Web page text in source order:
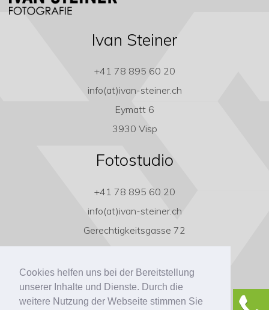
Cookies helfen uns bei der Bereitstellung
unserer Inhalte und Dienste. Durch die
weitere Nutzung der Webseite stimmen Sie
Ivan Steiner
+41 78 895 60 20
info(at)ivan-steiner.ch
Eymatt 6
3930 Visp
Fotostudio
+41 78 895 60 20
info(at)ivan-steiner.ch
Gerechtigkeitsgasse 72
3011 Bern